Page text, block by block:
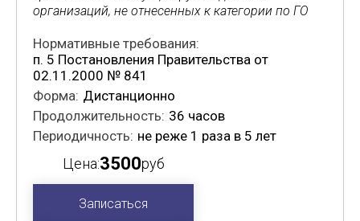
организаций, не отнесенных к категории по ГО
Нормативные требования:
п. 5 Постановления Правительства от
02.11.2000 № 841
Форма: Дистанционно
Продолжительность: 36 часов
Периодичность: не реже 1 раза в 5 лет
Цена:3500руб
Записаться